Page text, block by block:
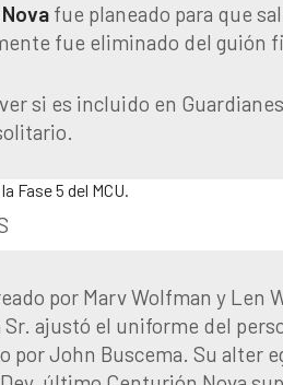
Nova fue planeado para que
fue eliminado del guión
si es incluido en
por Marv Wolfman y Len
ajustó el uniforme del
por John Buscema. Su alter